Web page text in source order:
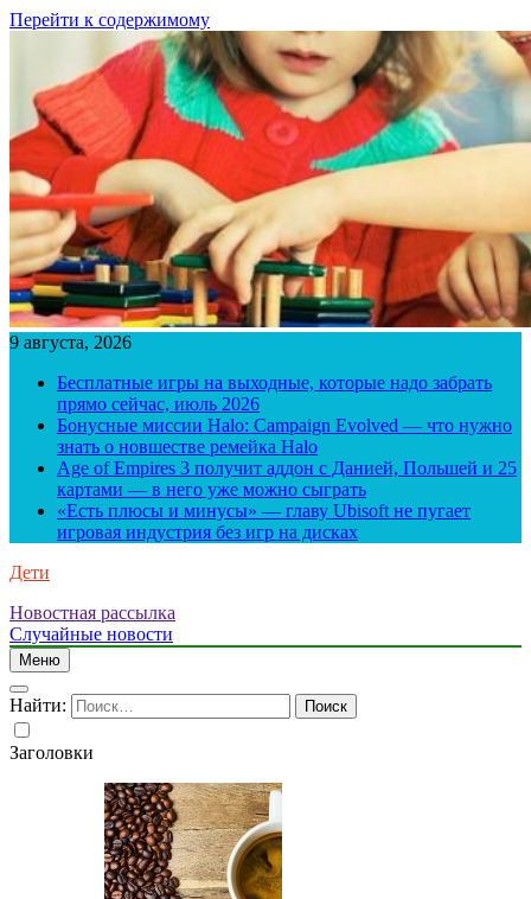
Перейти к содержимому
9 августа, 2026
Бесплатные игры на выходные, которые надо забрать
прямо сейчас, июль 2026
Бонусные миссии Halo: Campaign Evolved — что нужно
знать о новшестве ремейка Halo
Age of Empires 3 получит аддон с Данией, Польшей и 25
картами — в него уже можно сыграть
«Есть плюсы и минусы» — главу Ubisoft не пугает
игровая индустрия без игр на дисках
Дети
Новостная рассылка
Случайные новости
Меню
Найти:
Заголовки